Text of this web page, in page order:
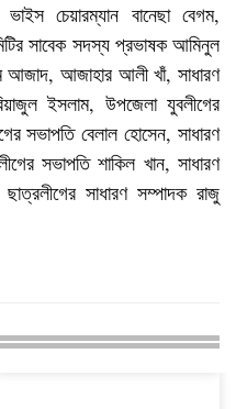
চেয়ারম্যান বানেছা বেগম,
সাবেক সদস্য প্রভাষক আমিনুল
আজাদ, আজাহার আলী খাঁ, সাধারণ
ইসলাম, উপজেলা যুবলীগের
সভাপতি বেলাল হোসেন, সাধারণ
সভাপতি শাকিল খান, সাধারণ
সাধারণ সম্পাদক রাজু